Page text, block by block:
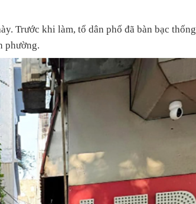
Trước khi làm, tổ dân phố đã bàn bạc thống
phường.